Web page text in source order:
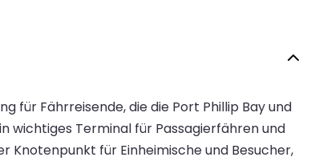
für Fährreisende, die die Port Phillip Bay und
wichtiges Terminal für Passagierfähren und
Knotenpunkt für Einheimische und Besucher,